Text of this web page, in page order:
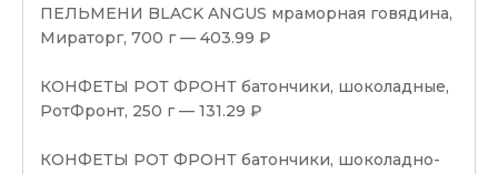
ПЕЛЬМЕНИ BLACK ANGUS мраморная говядина,
Мираторг, 700 г — 403.99 ₽
КОНФЕТЫ РОТ ФРОНТ батончики, шоколадные,
РотФронт, 250 г — 131.29 ₽
КОНФЕТЫ РОТ ФРОНТ батончики, шоколадно-